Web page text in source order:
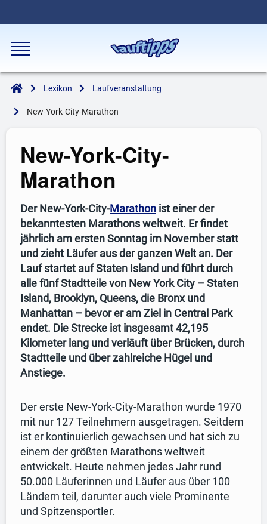
Lexikon Laufveranstaltung
New-York-City-Marathon
New-York-City-
Marathon
Der New-York-City-Marathon ist einer der
bekanntesten Marathons weltweit. Er findet
jährlich am ersten Sonntag im November statt
und zieht Läufer aus der ganzen Welt an. Der
Lauf startet auf Staten Island und führt durch
alle fünf Stadtteile von New York City – Staten
Island, Brooklyn, Queens, die Bronx und
Manhattan – bevor er am Ziel in Central Park
endet. Die Strecke ist insgesamt 42,195
Kilometer lang und verläuft über Brücken, durch
Stadtteile und über zahlreiche Hügel und
Anstiege.
Der erste New-York-City-Marathon wurde 1970
mit nur 127 Teilnehmern ausgetragen. Seitdem
ist er kontinuierlich gewachsen und hat sich zu
einem der größten Marathons weltweit
entwickelt. Heute nehmen jedes Jahr rund
50.000 Läuferinnen und Läufer aus über 100
Ländern teil, darunter auch viele Prominente
und Spitzensportler.